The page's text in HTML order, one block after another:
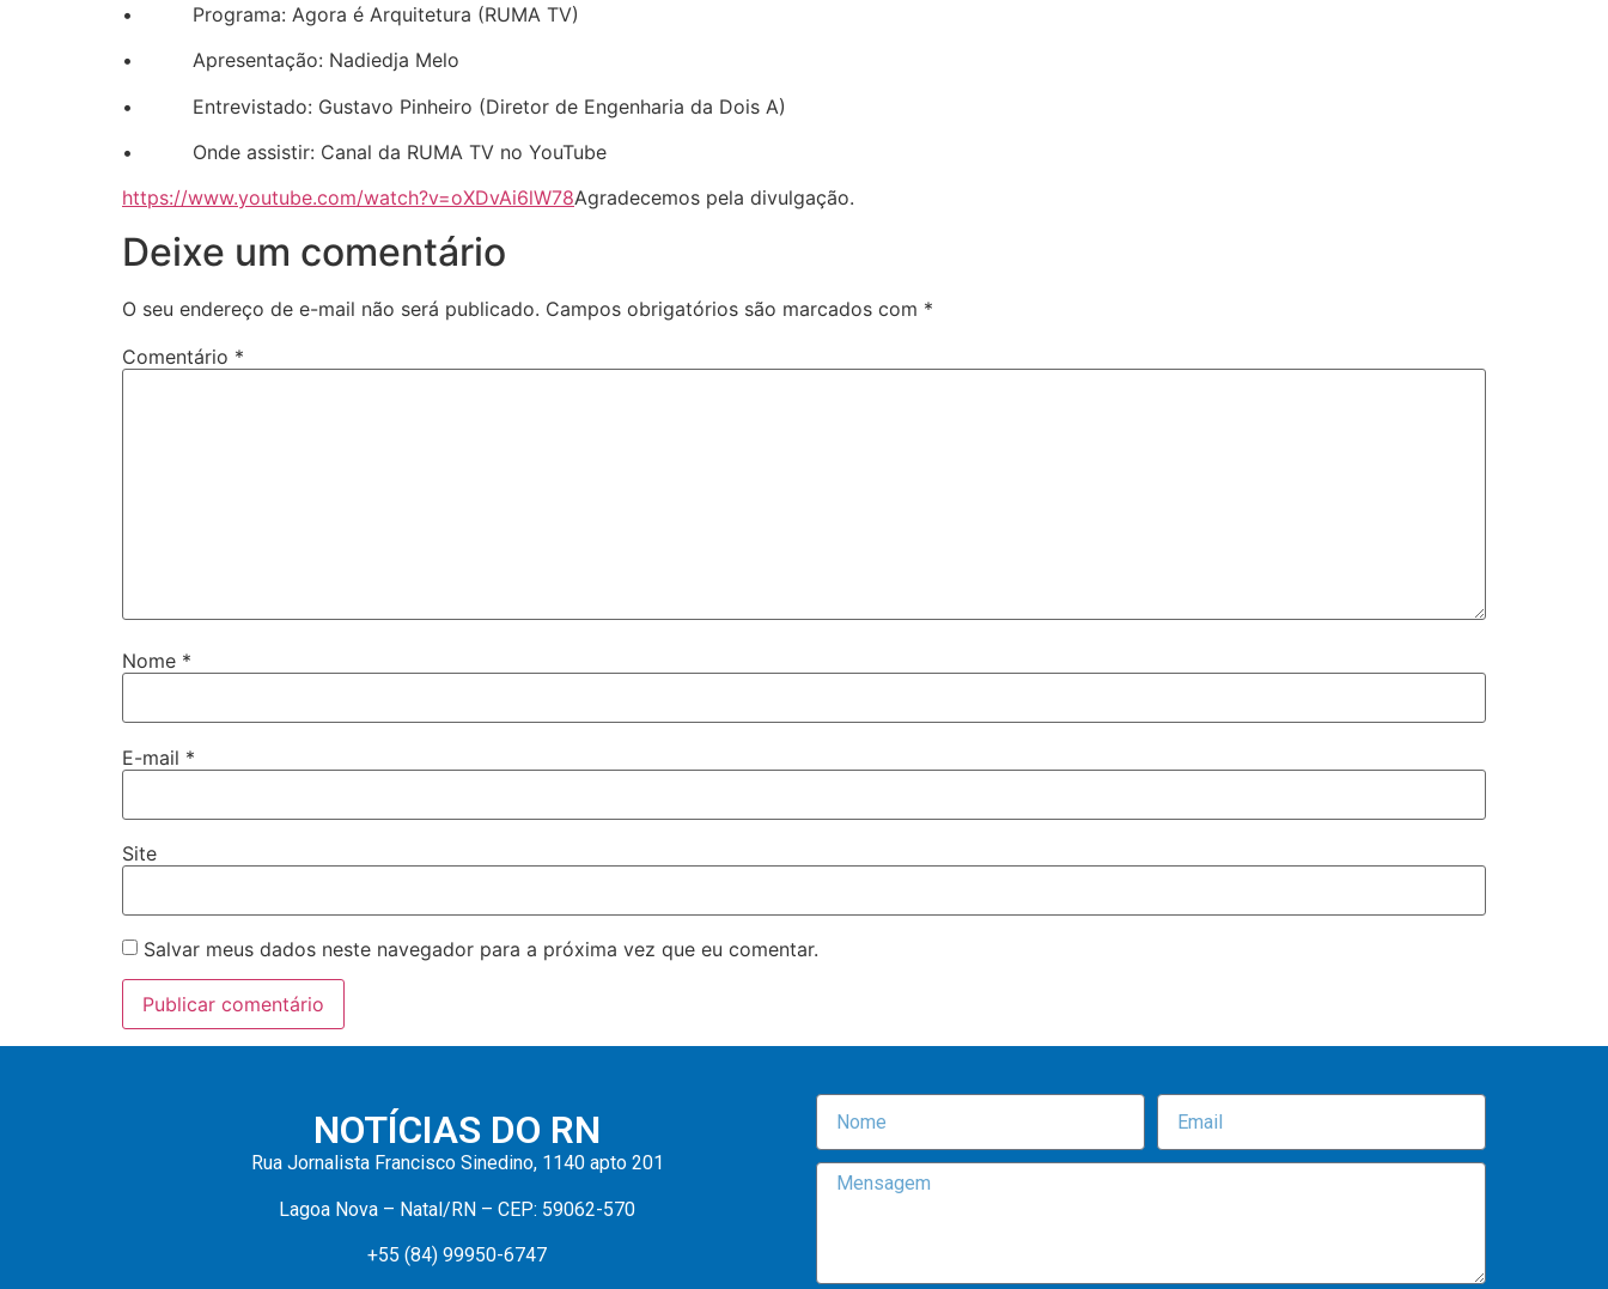
• Programa: Agora é Arquitetura (RUMA TV)
• Apresentação: Nadiedja Melo
• Entrevistado: Gustavo Pinheiro (Diretor de Engenharia da Dois A)
• Onde assistir: Canal da RUMA TV no YouTube
https://www.youtube.com/watch?v=oXDvAi6lW78Agradecemos pela divulgação.
Deixe um comentário
O seu endereço de e-mail não será publicado. Campos obrigatórios são marcados com *
Comentário *
Nome *
E-mail *
Site
Salvar meus dados neste navegador para a próxima vez que eu comentar.
NOTÍCIAS DO RN
Rua Jornalista Francisco Sinedino, 1140 apto 201
Lagoa Nova – Natal/RN – CEP: 59062-570
+55 (84) 99950-6747